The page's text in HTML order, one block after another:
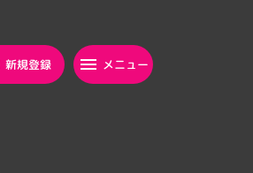
新規登録 メニュー